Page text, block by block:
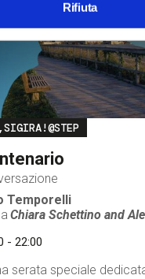
Rifiuta
Temporelli
Chiara Schettino and
- 22:00
serata speciale